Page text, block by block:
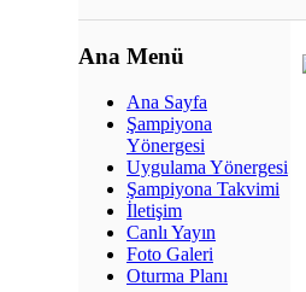
Ana Menü
Ana Sayfa
Şampiyona
Yönergesi
Uygulama Yönergesi
Şampiyona Takvimi
İletişim
Canlı Yayın
Foto Galeri
Oturma Planı